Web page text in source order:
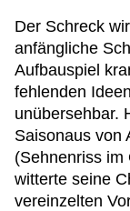
Der Schreck
anfängliche
Aufbauspiel
fehlenden
unübersehbar.
Saisonaus von
(Sehnenriss im
witterte seine
vereinzelten